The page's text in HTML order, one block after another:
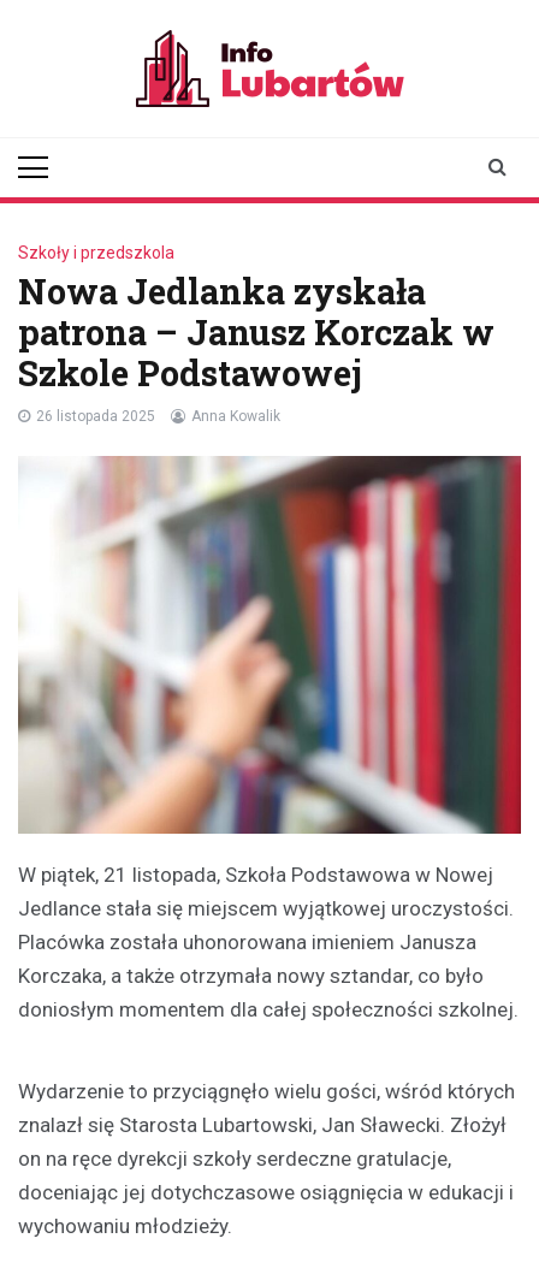
Szkoły i przedszkola
Nowa Jedlanka zyskała
patrona – Janusz Korczak w
Szkole Podstawowej
26 listopada 2025 Anna Kowalik
W piątek, 21 listopada, Szkoła Podstawowa w Nowej
Jedlance stała się miejscem wyjątkowej uroczystości.
Placówka została uhonorowana imieniem Janusza
Korczaka, a także otrzymała nowy sztandar, co było
doniosłym momentem dla całej społeczności szkolnej.
Wydarzenie to przyciągnęło wielu gości, wśród których
znalazł się Starosta Lubartowski, Jan Sławecki. Złożył
on na ręce dyrekcji szkoły serdeczne gratulacje,
doceniając jej dotychczasowe osiągnięcia w edukacji i
wychowaniu młodzieży.